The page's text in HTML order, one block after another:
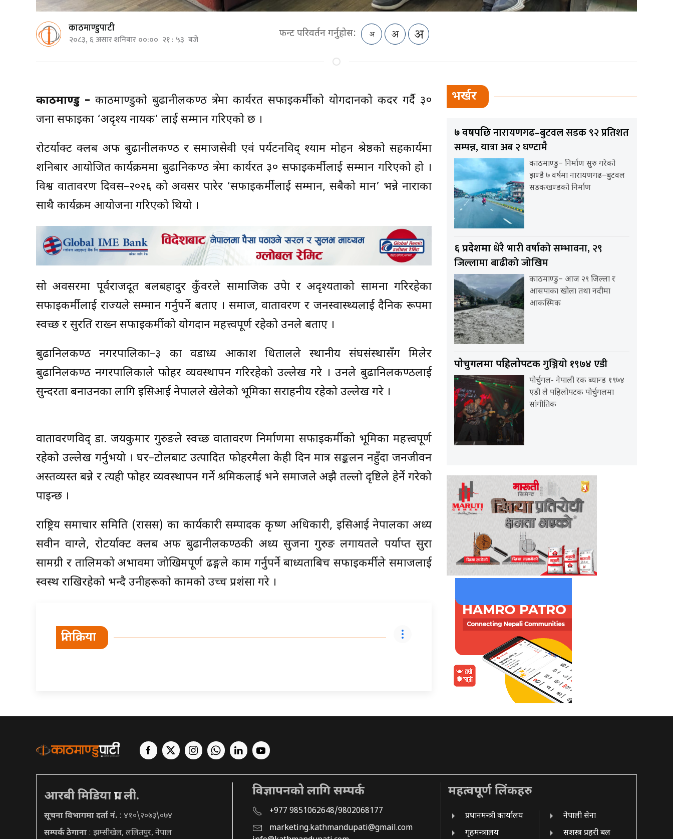
काठमाण्डुपाटी
२०८३, ६ असार शनिबार ००:०० २१ : ५३ बजे फन्ट परिवर्तन गर्नुहोस:
काठमाण्डु – काठमाण्डुको बुढानीलकण्ठ क्षेत्रमा कार्यरत सफाइकर्मीको योगदानको कदर गर्दै ३०
जना सफाइका ‘अदृश्य नायक’ लाई सम्मान गरिएको छ ।
रोटर्याक्ट क्लब अफ बुढानीलकण्ठ र समाजसेवी एवं पर्यटनविद् श्याम मोहन श्रेष्ठको सहकार्यमा
शनिबार आयोजित कार्यक्रममा बुढानिकण्ठ क्षेत्रमा कार्यरत ३० सफाइकर्मीलाई सम्मान गरिएको हो ।
विश्व वातावरण दिवस–२०२६ को अवसर पारेर ‘सफाइकर्मीलाई सम्मान, सबैको मान’ भन्ने नाराका
साथै कार्यक्रम आयोजना गरिएको थियो ।
सो अवसरमा पूर्वराजदूत बलबहादुर कुँवरले सामाजिक उपेक्षा र अदृश्यताको सामना गरिरहेका
सफाइकर्मीलाई राज्यले सम्मान गर्नुपर्ने बताए । समाज, वातावरण र जनस्वास्थ्यलाई दैनिक रूपमा
स्वच्छ र सुरक्षित राख्न सफाइकर्मीको योगदान महत्त्वपूर्ण रहेको उनले बताए ।
बुढानिलकण्ठ नगरपालिका–३ का वडाध्यक्ष आकाश धितालले स्थानीय संघसंस्थासँग मिलेर
बुढानिलकण्ठ नगरपालिकाले फोहर व्यवस्थापन गरिरहेको उल्लेख गरे । उनले बुढानिलकण्ठलाई
सुन्दरता बनाउनका लागि इसिआई नेपालले खेलेको भूमिका सराहनीय रहेको उल्लेख गरे ।
वातावरणविद् डा. जयकुमार गुरुङले स्वच्छ वातावरण निर्माणमा सफाइकर्मीको भूमिका महत्त्वपूर्ण
रहेको उल्लेख गर्नुभयो । घर–टोलबाट उत्पादित फोहरमैला केही दिन मात्र सङ्कलन नहुँदा जनजीवन
अस्तव्यस्त बन्ने र त्यही फोहर व्यवस्थापन गर्ने श्रमिकलाई भने समाजले अझै तल्लो दृष्टिले हेर्ने गरेको
पाइन्छ ।
राष्ट्रिय समाचार समिति (रासस) का कार्यकारी सम्पादक कृष्ण अधिकारी, इसिआई नेपालका अध्यक्ष
सवीन वाग्ले, रोटर्याक्ट क्लब अफ बुढानीलकण्ठकी अध्यक्ष सुजना गुरुङ लगायतले पर्याप्त सुरक्षा
सामग्री र तालिमको अभावमा जोखिमपूर्ण ढङ्गले काम गर्नुपर्ने बाध्यताबिच सफाइकर्मीले समाजलाई
स्वस्थ राखिरहेको भन्दै उनीहरूको कामको उच्च प्रशंसा गरे ।
प्रतिक्रिया
भर्खर
७ वर्षपछिनारायणगढ–बुटवल सडक ९२ प्रतिशत
सम्पन्न, यात्रा अब २ घण्टामै
काठमाण्डु– निर्माण सुरु गरेको
झण्डै ७ वर्षमा नारायणगढ–बुटवल
सडकखण्डको निर्माण
६ प्रदेशमा धेरै भारी वर्षाको सम्भावना, २९
जिल्लामा बाढीको जोखिम
काठमाण्डु– आज २९ जिल्ला र
आसपाका खोला तथा नदीमा
आकस्मिक
पोर्चुगलमा पहिलोपटकगुञ्जियो १९७४ एडी
पोर्चुगल- नेपाली रक ब्यान्ड १९७४
एडी ले पहिलोपटक पोर्चुगलमा
सांगीतिक
आरबी मिडिया प्रा. ली.
सूचना विभागमा दर्ता नं. : ४१०\२०७३\०७४
सम्पर्क ठेगाना : झम्सीखेल, ललितपुर, नेपाल
विज्ञापनको लागि सम्पर्क
+977 9851062648/9802068177
marketing.kathmandupati@gmail.com
महत्वपूर्ण लिंकहरु
प्रधानमन्त्री कार्यालय
गृहमन्त्रालय
नेपाली सेना
सशस्त्र प्रहरी बल